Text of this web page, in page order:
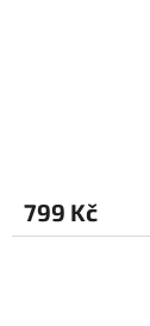
799 Kč